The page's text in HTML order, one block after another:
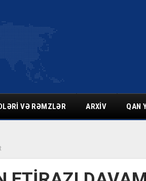
VƏ RƏMZLƏR ARXIV QAN